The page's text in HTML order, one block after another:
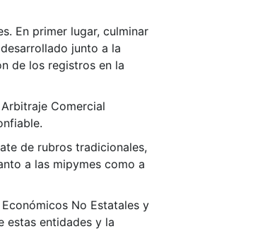
En primer lugar, culminar
junto a la
de los registros en la
Comercial
de rubros tradicionales,
a las mipymes como a
No Estatales y
estas entidades y la